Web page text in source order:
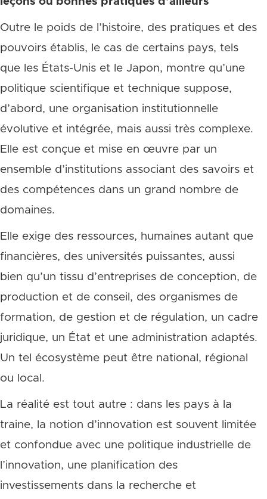
Outre le poids de l’histoire, des pratiques et des
pouvoirs établis, le cas de certains pays, tels
que les États-Unis et le Japon, montre qu’une
politique scientifique et technique suppose,
d’abord, une organisation institutionnelle
évolutive et intégrée, mais aussi très complexe.
Elle est conçue et mise en œuvre par un
ensemble d’institutions associant des savoirs et
des compétences dans un grand nombre de
domaines.
Elle exige des ressources, humaines autant que
financières, des universités puissantes, aussi
bien qu’un tissu d’entreprises de conception, de
production et de conseil, des organismes de
formation, de gestion et de régulation, un cadre
juridique, un État et une administration adaptés.
Un tel écosystème peut être national, régional
ou local.
La réalité est tout autre : dans les pays à la
traine, la notion d’innovation est souvent limitée
et confondue avec une politique industrielle de
l’innovation, une planification des
investissements dans la recherche et